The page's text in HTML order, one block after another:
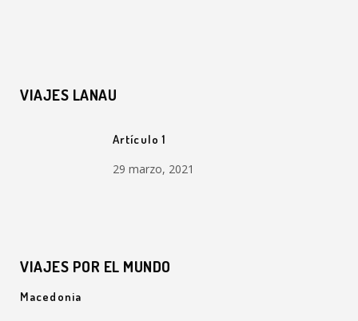
VIAJES LANAU
Artículo 1
29 marzo, 2021
VIAJES POR EL MUNDO
Macedonia